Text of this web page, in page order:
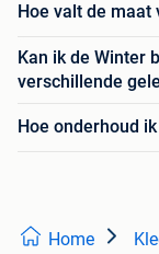
Hoe valt de
Kan ik de Winter
verschillende
Hoe onderhoud
Home